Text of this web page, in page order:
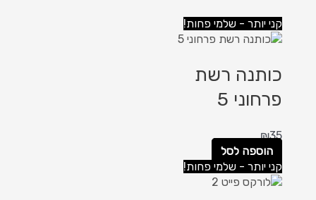
קני יותר - שלמי פחות!
כותנה רשת
פרחוני 5
₪35
הוספה לסל
קני יותר - שלמי פחות!